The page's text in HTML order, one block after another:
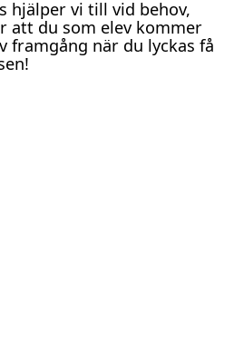
hjälper vi till vid behov,
att du som elev kommer
framgång när du lyckas få